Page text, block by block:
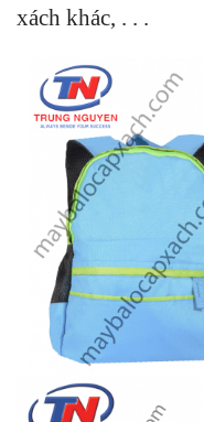
xách khác, . . .